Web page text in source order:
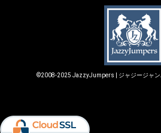
©2008-2025 JazzyJumpers | ジャジージャン